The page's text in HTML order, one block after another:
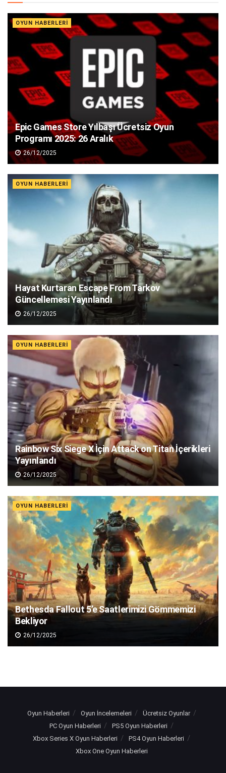
OYUN HABERLERI
Epic Games Store Yılbaşı Ücretsiz Oyun
Programı 2025: 26 Aralık
26/12/2025
OYUN HABERLERI
Hayat Kurtaran Escape From Tarkov
Güncellemesi Yayınlandı
26/12/2025
OYUN HABERLERI
Rainbow Six Siege X İçin Attack on Titan İçerikleri
Yayınlandı
26/12/2025
OYUN HABERLERI
Bethesda Fallout 5’e Saatlerimizi Gömmemizi
Bekliyor
26/12/2025
Oyun Haberleri Oyun İncelemeleri
Ücretsiz Oyunlar
PC Oyun Haberleri
PS5 Oyun Haberleri
Xbox Series X Oyun Haberleri
PS4 Oyun Haberleri
Xbox One Oyun Haberleri